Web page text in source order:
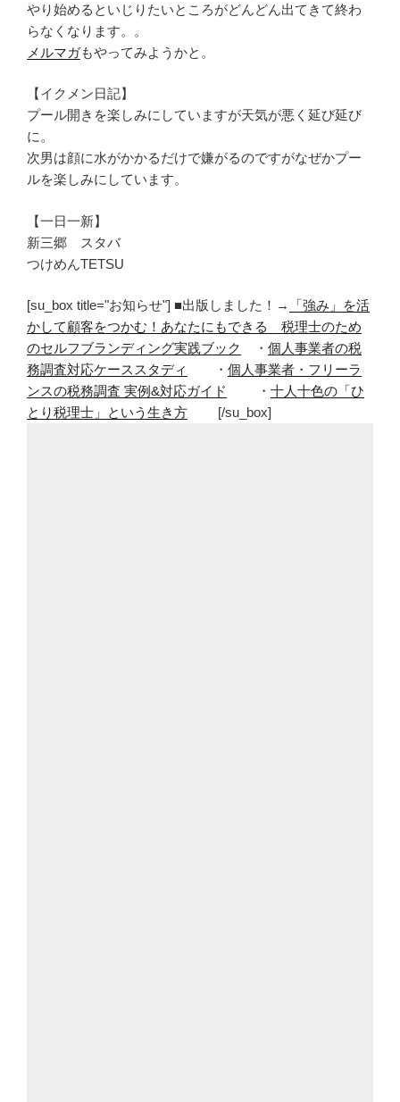
やり始めるといじりたいところがどんどん出てきて終わ
らなくなります。。
メルマガもやってみようかと。
【イクメン日記】
プール開きを楽しみにしていますが天気が悪く延び延び
に。
次男は顔に水がかかるだけで嫌がるのですがなぜかプー
ルを楽しみにしています。
【一日一新】
新三郷 スタバ
つけめんTETSU
[su_box title="お知らせ"] ■出版しました！→
「強み」を活
かして顧客をつかむ！あなたにもできる 税理士のため
のセルフブランディング実践ブック
・ 個人事業者の税
務調査対応ケーススタディ
・ 個人事業者・フリーラ
ンスの税務調査 実例&対応ガイド
・ 十人十色の「ひ
とり税理士」という生き方 [/su_box]